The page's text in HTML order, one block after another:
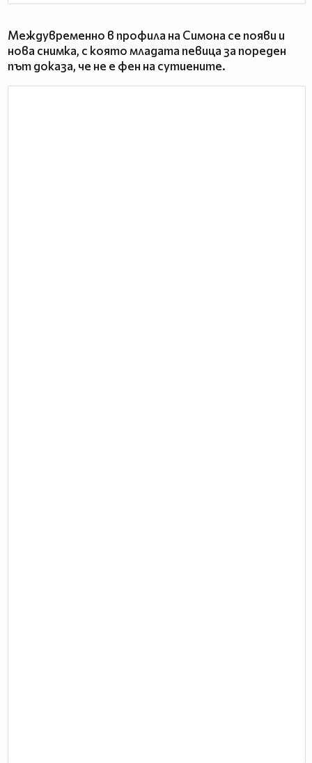
Междувременно в профила на Симона се появи и
нова снимка, с която младата певица за пореден
път доказа, че не е фен на сутиените.